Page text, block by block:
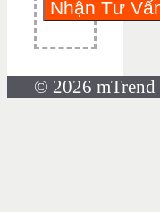
© 2026 mTrend